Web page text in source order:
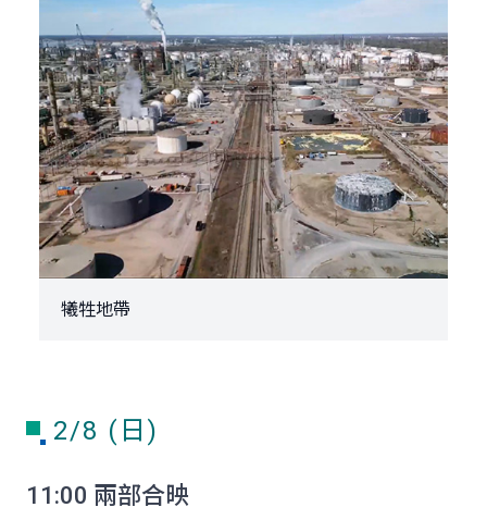
犧牲地帶
2/8 (日)
11:00 兩部合映